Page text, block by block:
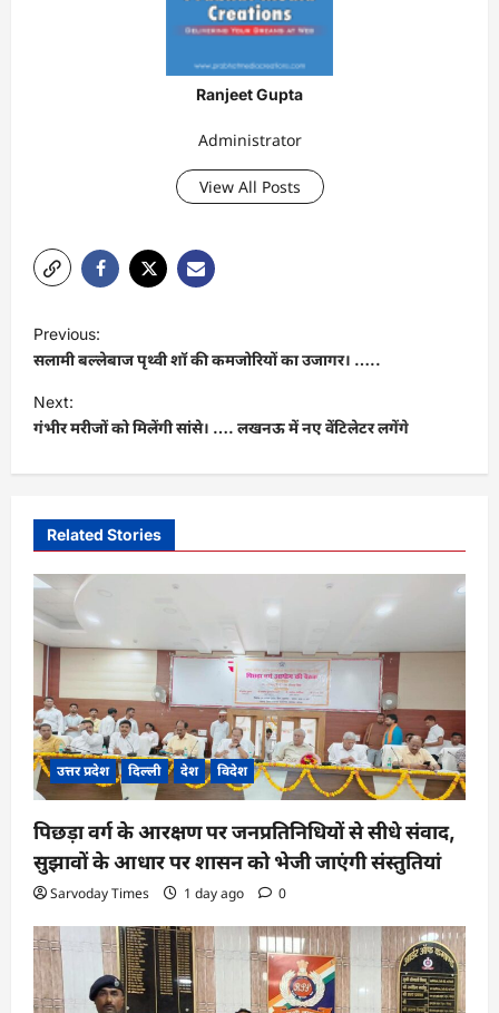
Ranjeet Gupta
Administrator
View All Posts
o
s
t
v
g
a
t
i
o
n
Previous:
सलामी बल्लेबाज पृथ्वी शॉ की कमजोरियों का उजागर। …..
Next:
गंभीर मरीजों को मिलेंगी सांसे। …. लखनऊ में नए वेंटिलेटर लगेंगे
Related Stories
उत्तर प्रदेश दिल्ली देश विदेश
पिछड़ा वर्ग के आरक्षण पर जनप्रतिनिधियों से सीधे संवाद,
सुझावों के आधार पर शासन को भेजी जाएंगी संस्तुतियां
Sarvoday Times 1 day ago 0